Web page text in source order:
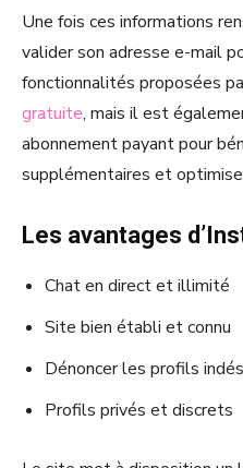
Une fois ces informations
valider son adresse e-mail
fonctionnalités proposées
gratuite, mais il est
abonnement payant pour
supplémentaires et
Les avantages
Chat en direct et illimité
Site bien établi et connu
Dénoncer les profils
Profils privés et discrets